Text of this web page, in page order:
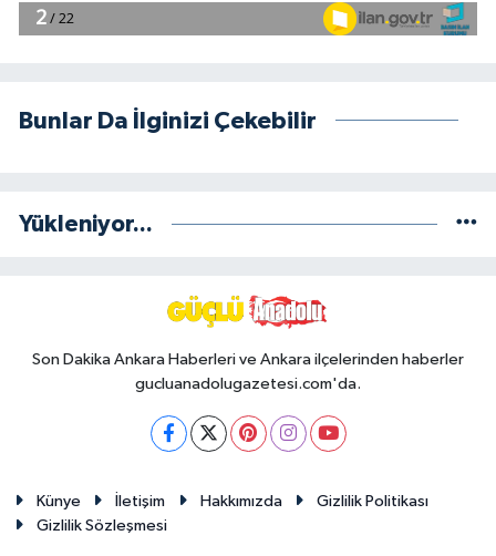
Bunlar Da İlginizi Çekebilir
Yükleniyor...
Son Dakika Ankara Haberleri ve Ankara ilçelerinden haberler
gucluanadolugazetesi.com'da.
Künye İletişim Hakkımızda
Gizlilik Politikası
Gizlilik Sözleşmesi